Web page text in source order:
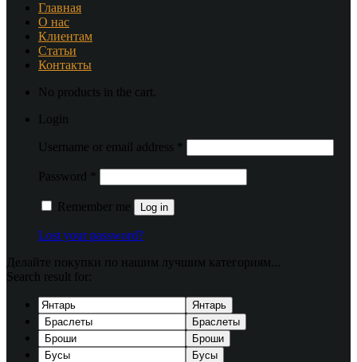
Главная
О нас
Клиентам
Статьи
Контакты
No products in the cart.
Login
Username or email address
Password
Remember me Log in
Lost your password?
Делайте покупки по нашим лучшим категориям...
Search result for:
Янтарь
Браслеты
Броши
Бусы